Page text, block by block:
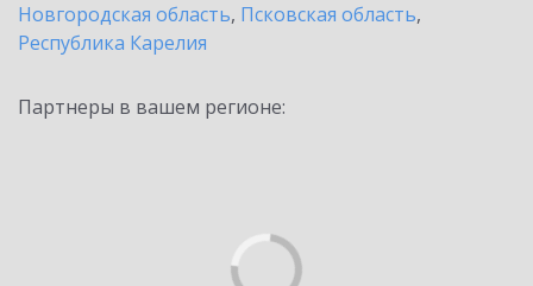
Новгородская область, Псковская область,
Республика Карелия
Партнеры в вашем регионе: